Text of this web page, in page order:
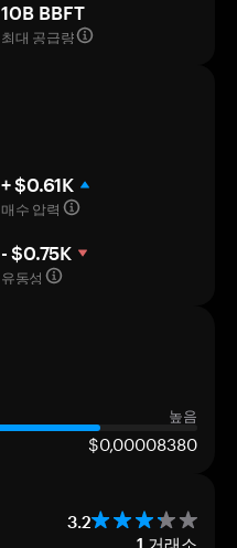
10B BBFT
최대 공급량
+ $0.61K
매수 압력
- $0.75K
유동성
높음
$0,00008380
3.2
1 거래소